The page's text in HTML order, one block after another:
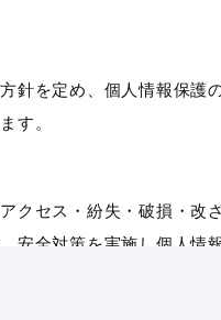
針を定め、個人情報保護
す。
クセス・紛失・破損・改
安全対策を実施し個人情